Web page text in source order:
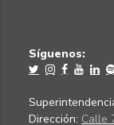
Síguenos:
Dirección: Calle